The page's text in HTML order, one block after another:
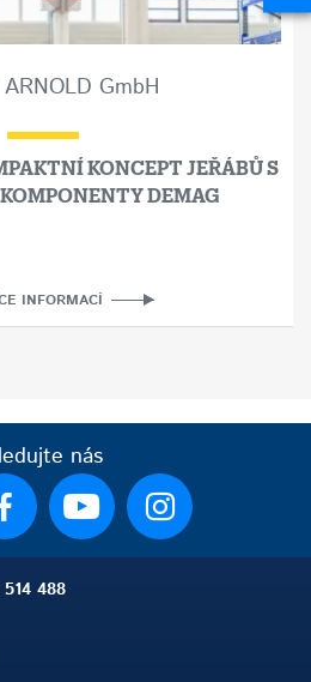
GmbH
KONCEPT JEŘÁBŮ S
DEMAG
INFORMACÍ
nás
514 488